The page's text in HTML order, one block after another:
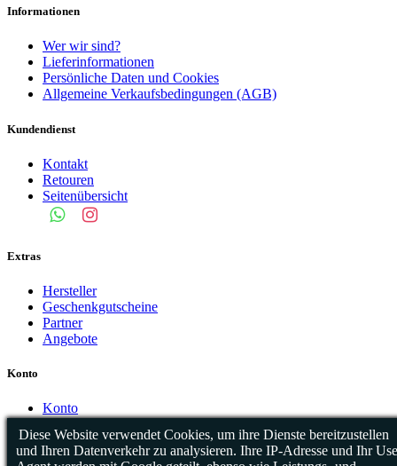
Informationen
Wer wir sind?
Lieferinformationen
Persönliche Daten und Cookies
Allgemeine Verkaufsbedingungen (AGB)
Kundendienst
Kontakt
Retouren
Seitenübersicht
Extras
Hersteller
Geschenkgutscheine
Partner
Angebote
Konto
Konto
Wunschliste
Newsletter
Diese Website verwendet Cookies, um ihre Dienste bereitzustellen
und Ihren Datenverkehr zu analysieren. Ihre IP-Adresse und Ihr